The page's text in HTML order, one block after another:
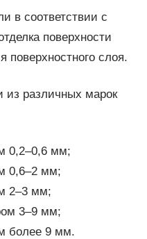
в соответствии с
поверхности
поверхностного слоя.
из различных марок
0,2–0,6 мм;
0,6–2 мм;
2–3 мм;
3–9 мм;
более 9 мм.